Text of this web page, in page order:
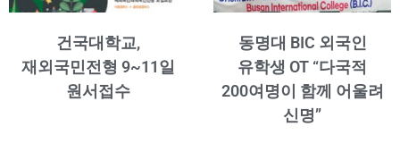
건국대학교,
재외국민전형 9~11일
원서접수
동명대 BIC 외국인
유학생 OT “다국적
200여명이 함께 어울려
신명”